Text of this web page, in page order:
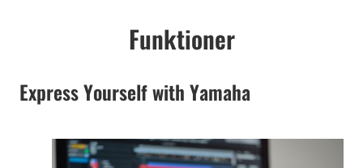
Funktioner
Express Yourself with Yamaha